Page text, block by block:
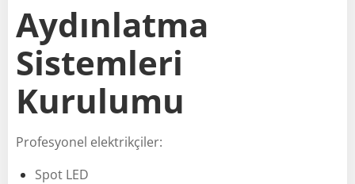
Aydınlatma
Sistemleri
Kurulumu
Profesyonel elektrikçiler:
Spot LED